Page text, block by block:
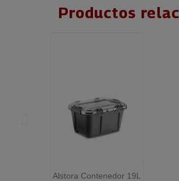
Productos
Alstora Contenedor 19L